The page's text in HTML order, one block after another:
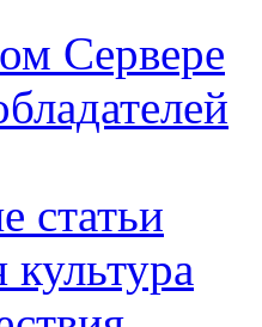
Сервере
статьи